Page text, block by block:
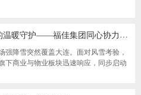
风雪中的温暖守护——福佳集团同心协力开辟“安心路”
强降雪突然覆盖大连。面对风雪考验，
下商业与物业板块迅速响应，同步启动